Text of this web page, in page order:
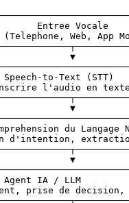
Entree
Web,
▼
to-Text
l'audio en
▼
du
d'intention,
▼
IA / LLM
prise de